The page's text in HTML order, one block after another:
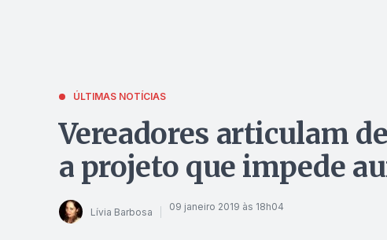
ÚLTIMAS NOTÍCIAS
Vereadores articulam
a projeto que impede
Lívia Barbosa 09 janeiro 2019 às 18h04